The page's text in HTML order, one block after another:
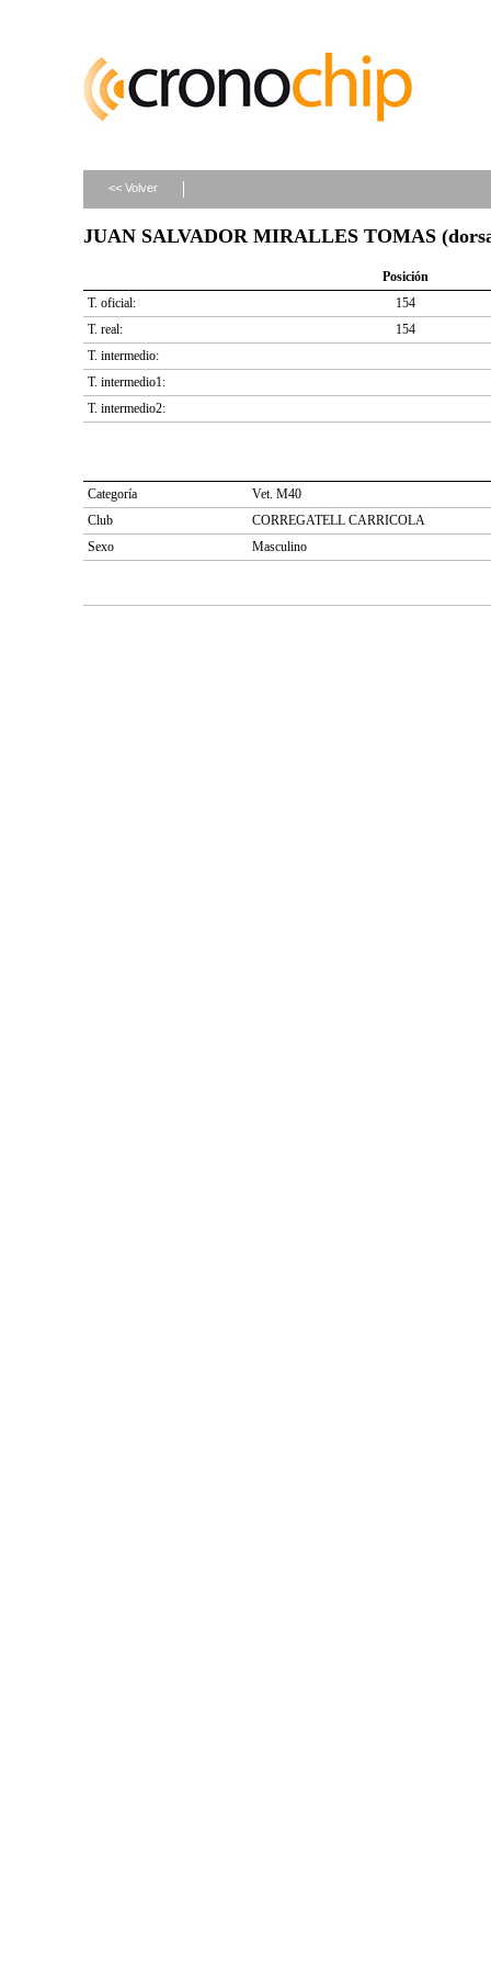
<< Volver
JUAN SALVADOR MIRALLES TOMAS
Posición
T. oficial:
154
T. real:
154
T. intermedio:
T. intermedio1:
T. intermedio2:
Categoría
Vet. M40
Club
CORREGATELL CARRICOLA
Sexo
Masculino